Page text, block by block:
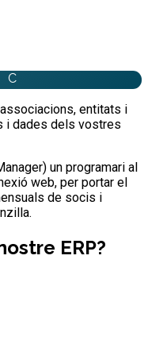
C
entitats i
i dades dels vostres
un programari al
web, per portar el
de socis i
ERP?